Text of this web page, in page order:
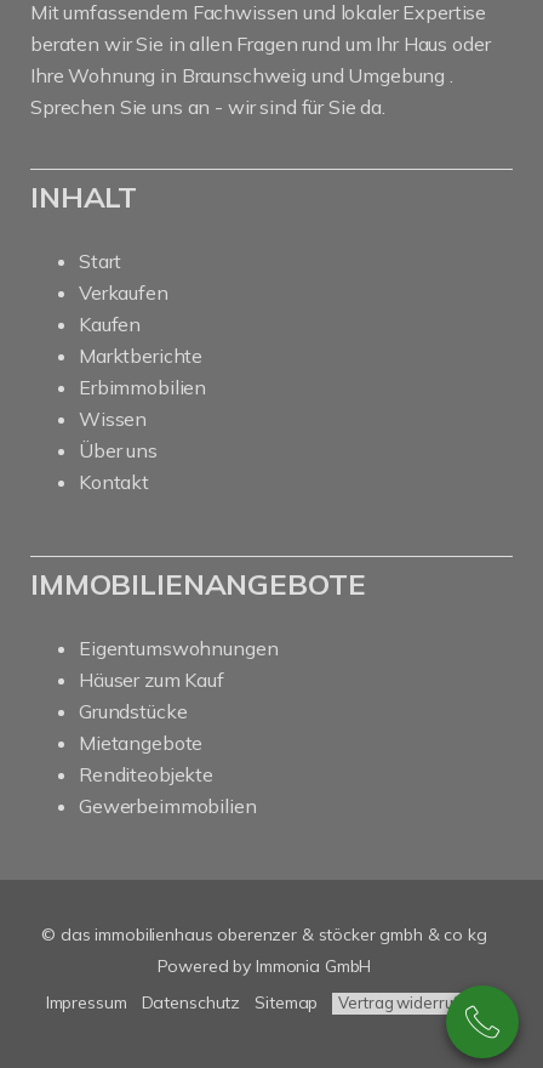
Mit umfassendem Fachwissen und lokaler Expertise
beraten wir Sie in allen Fragen rund um Ihr Haus oder
Ihre Wohnung in Braunschweig und Umgebung .
Sprechen Sie uns an - wir sind für Sie da.
INHALT
Start
Verkaufen
Kaufen
Marktberichte
Erbimmobilien
Wissen
Über uns
Kontakt
IMMOBILIENANGEBOTE
Eigentumswohnungen
Häuser zum Kauf
Grundstücke
Mietangebote
Renditeobjekte
Gewerbeimmobilien
© das immobilienhaus oberenzer & stöcker gmbh & co kg
Powered by Immonia GmbH
Impressum
Datenschutz Sitemap Vertrag widerrufen